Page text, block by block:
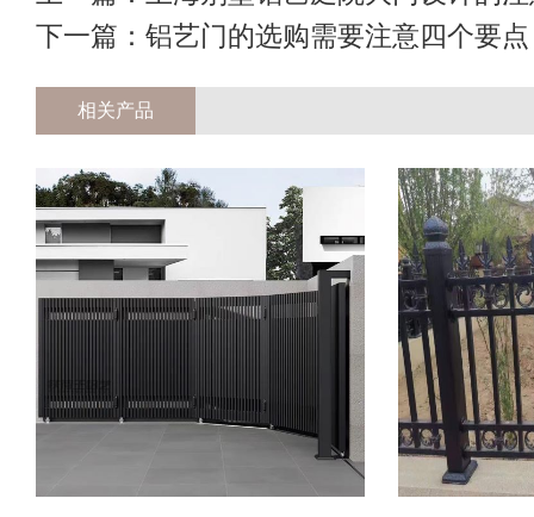
下一篇： 铝艺门的选购需要注意四个要点
相关产品